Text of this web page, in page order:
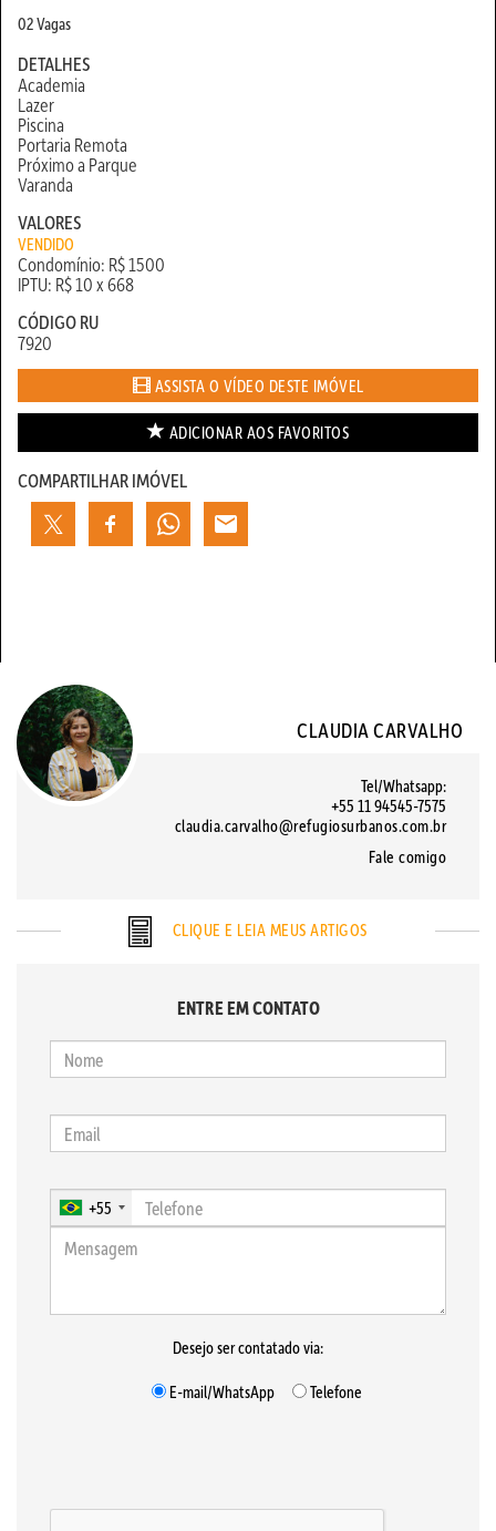
02 Vagas
DETALHES
Academia
Lazer
Piscina
Portaria Remota
Próximo a Parque
Varanda
VALORES
VENDIDO
Condomínio: R$ 1500
IPTU: R$ 10 x 668
CÓDIGO RU
7920
ASSISTA O VÍDEO DESTE IMÓVEL
ADICIONAR AOS FAVORITOS
COMPARTILHAR IMÓVEL
CLAUDIA CARVALHO
Tel/Whatsapp:
+55 11 94545-7575
claudia.carvalho@refugiosurbanos.com.br
Fale comigo
CLIQUE E LEIA MEUS ARTIGOS
ENTRE EM CONTATO
+55
Desejo ser contatado via:
E-mail/WhatsApp
Telefone